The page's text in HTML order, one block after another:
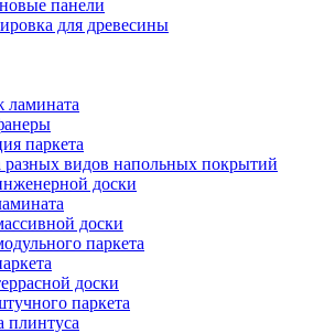
панели
для древесины
ламината
паркета
разных видов напольных покрытий
доски
доски
паркета
доски
паркета
плинтуса